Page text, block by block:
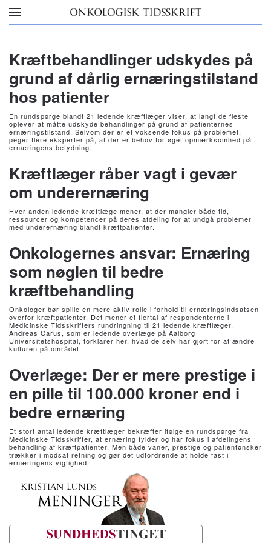
Skip to main content
Kræftbehandlinger udskydes på
grund af dårlig ernæringstilstand
hos patienter
En rundspørge blandt 21 ledende kræftlæger viser, at langt de fleste
oplever at måtte udskyde behandlinger på grund af patienternes
ernæringstilstand. Selvom der er et voksende fokus på problemet,
peger flere eksperter på, at der er behov for øget opmærksomhed på
ernæringens betydning.
Kræftlæger råber vagt i gevær
om underernæring
Hver anden ledende kræftlæge mener, at der mangler både tid,
ressourcer og kompetencer på deres afdeling for at undgå problemer
med underernæring blandt kræftpatienter.
Onkologernes ansvar: Ernæring
som nøglen til bedre
kræftbehandling
Onkologer bør spille en mere aktiv rolle i forhold til ernæringsindsatsen
overfor kræftpatienter. Det mener et flertal af respondenterne i
Medicinske Tidsskrifters rundringning til 21 ledende kræftlæger.
Andreas Carus, som er ledende overlæge på Aalborg
Universitetshospital, forklarer her, hvad de selv har gjort for at ændre
kulturen på området.
Overlæge: Der er mere prestige i
en pille til 100.000 kroner end i
bedre ernæring
Et stort antal ledende kræftlæger bekræfter ifølge en rundspørge fra
Medicinske Tidsskrifter, at ernæring fylder og har fokus i afdelingens
behandling af kræftpatienter. Men både vaner, prestige og patientønsker
trækker i modsat retning og gør det udfordrende at holde fast i
ernæringens vigtighed.